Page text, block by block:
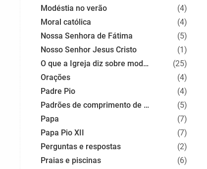
Modéstia no verão
(4)
Moral católica
(4)
Nossa Senhora de Fátima
(5)
Nosso Senhor Jesus Cristo
(1)
O que a Igreja diz sobre modéstia
(25)
Orações
(4)
Padre Pio
(4)
Padrões de comprimento de roupas
(5)
Papa
(7)
Papa Pio XII
(7)
Perguntas e respostas
(2)
Praias e piscinas
(6)